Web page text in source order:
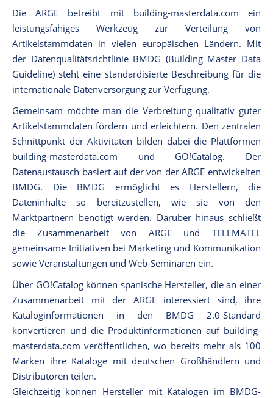
Die ARGE betreibt mit building-masterdata.com ein
leistungsfähiges Werkzeug zur Verteilung von
Artikelstammdaten in vielen europäischen Ländern. Mit
der Datenqualitätsrichtlinie BMDG (Building Master Data
Guideline) steht eine standardisierte Beschreibung für die
internationale Datenversorgung zur Verfügung.
Gemeinsam möchte man die Verbreitung qualitativ guter
Artikelstammdaten fördern und erleichtern. Den zentralen
Schnittpunkt der Aktivitäten bilden dabei die Plattformen
building-masterdata.com und GO!Catalog. Der
Datenaustausch basiert auf der von der ARGE entwickelten
BMDG. Die BMDG ermöglicht es Herstellern, die
Dateninhalte so bereitzustellen, wie sie von den
Marktpartnern benötigt werden. Darüber hinaus schließt
die Zusammenarbeit von ARGE und TELEMATEL
gemeinsame Initiativen bei Marketing und Kommunikation
sowie Veranstaltungen und Web-Seminaren ein.
Über GO!Catalog können spanische Hersteller, die an einer
Zusammenarbeit mit der ARGE interessiert sind, ihre
Kataloginformationen in den BMDG 2.0-Standard
konvertieren und die Produktinformationen auf building-
masterdata.com veröffentlichen, wo bereits mehr als 100
Marken ihre Kataloge mit deutschen Großhändlern und
Distributoren teilen.
Gleichzeitig können Hersteller mit Katalogen im BMDG-